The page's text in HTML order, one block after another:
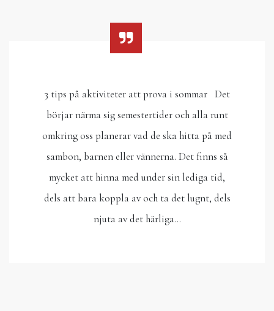
3 tips på aktiviteter att prova i sommar Det
börjar närma sig semestertider och alla runt
omkring oss planerar vad de ska hitta på med
sambon, barnen eller vännerna. Det finns så
mycket att hinna med under sin lediga tid,
dels att bara koppla av och ta det lugnt, dels
njuta av det härliga…